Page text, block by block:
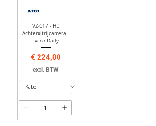
VZ-C17 - HD
Achteruitrijcamera -
Iveco Daily
Prijs
€ 224,00
excl. BTW